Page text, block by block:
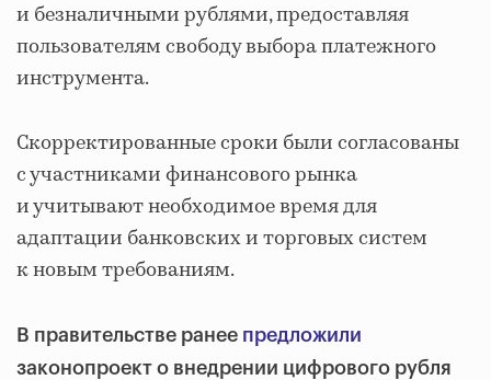
и безналичными рублями, предоставляя
пользователям свободу выбора платежного
инструмента.
Скорректированные сроки были согласованы
с участниками финансового рынка
и учитывают необходимое время для
адаптации банковских и торговых систем
к новым требованиям.
В правительстве ранее предложили
законопроект о внедрении цифрового рубля